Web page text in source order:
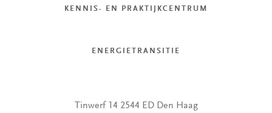
KENNIS- EN PRAKTIJKCENTRUM
ENERGIETRANSITIE
Tinwerf 14 2544 ED Den Haag